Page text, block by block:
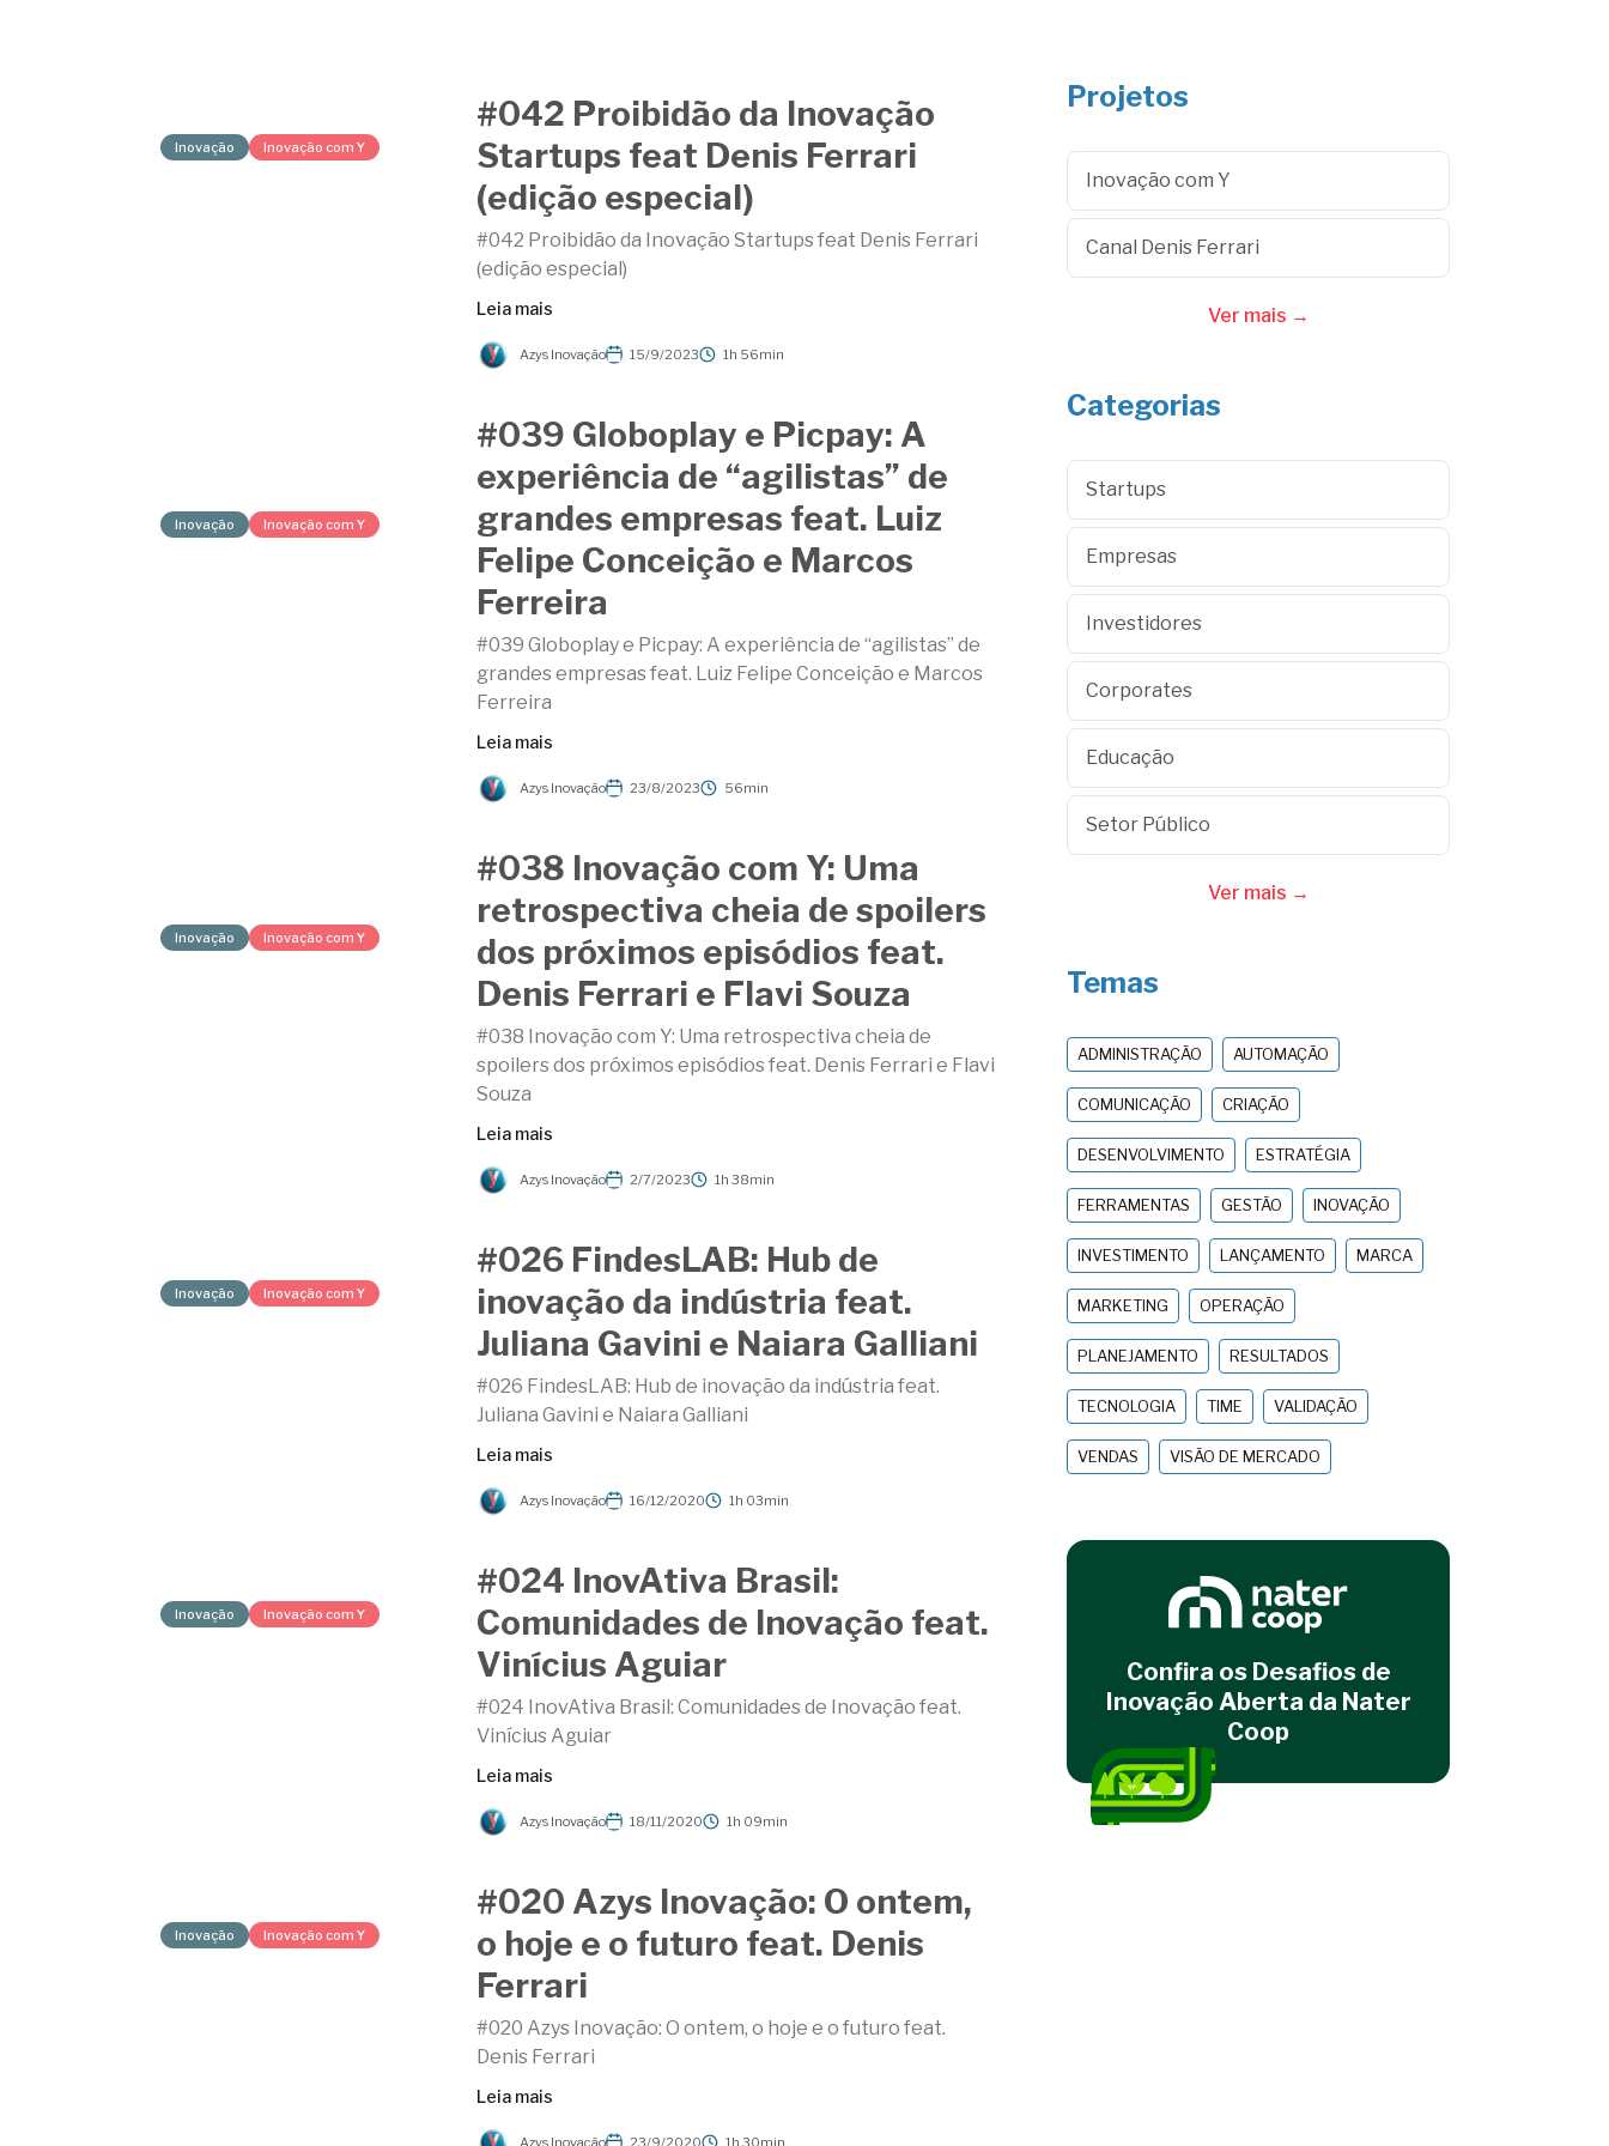
Inovação Inovação com Y
#042 Proibidão da Inovação
Startups feat Denis Ferrari
(edição especial)
#042 Proibidão da Inovação Startups feat Denis Ferrari
(edição especial)
Leia mais
Azys Inovação 15/9/2023 1h 56min
Inovação Inovação com Y
#039 Globoplay e Picpay: A
experiência de “agilistas” de
grandes empresas feat. Luiz
Felipe Conceição e Marcos
Ferreira
#039 Globoplay e Picpay: A experiência de “agilistas” de
grandes empresas feat. Luiz Felipe Conceição e Marcos
Ferreira
Leia mais
Azys Inovação 23/8/2023 56min
Inovação Inovação com Y
#038 Inovação com Y: Uma
retrospectiva cheia de spoilers
dos próximos episódios feat.
Denis Ferrari e Flavi Souza
#038 Inovação com Y: Uma retrospectiva cheia de
spoilers dos próximos episódios feat. Denis Ferrari e Flavi
Souza
Leia mais
Azys Inovação 2/7/2023 1h 38min
Inovação Inovação com Y
#026 FindesLAB: Hub de
inovação da indústria feat.
Juliana Gavini e Naiara Galliani
#026 FindesLAB: Hub de inovação da indústria feat.
Juliana Gavini e Naiara Galliani
Leia mais
Azys Inovação 16/12/2020 1h 03min
Inovação Inovação com Y
#024 InovAtiva Brasil:
Comunidades de Inovação feat.
Vinícius Aguiar
#024 InovAtiva Brasil: Comunidades de Inovação feat.
Vinícius Aguiar
Leia mais
Azys Inovação 18/11/2020 1h 09min
Inovação Inovação com Y
#020 Azys Inovação: O ontem,
o hoje e o futuro feat. Denis
Ferrari
#020 Azys Inovação: O ontem, o hoje e o futuro feat.
Denis Ferrari
Leia mais
Azys Inovação 23/9/2020 1h 30min
Projetos
Inovação com Y
Canal Denis Ferrari
Ver mais →
Categorias
Startups
Empresas
Investidores
Corporates
Educação
Setor Público
Ver mais →
Temas
ADMINISTRAÇÃO AUTOMAÇÃO
COMUNICAÇÃO CRIAÇÃO
DESENVOLVIMENTO ESTRATÉGIA
FERRAMENTAS GESTÃO INOVAÇÃO
INVESTIMENTO LANÇAMENTO MARCA
MARKETING OPERAÇÃO
PLANEJAMENTO RESULTADOS
TECNOLOGIA TIME VALIDAÇÃO
VENDAS VISÃO DE MERCADO
Confira os Desafios de
Inovação Aberta da Nater
Coop